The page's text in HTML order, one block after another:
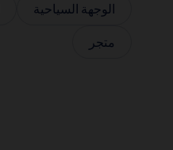
الوجهة السياحية
متجر